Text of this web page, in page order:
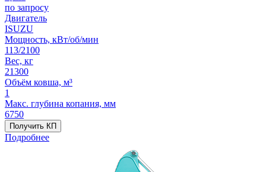
по запросу
Двигатель
ISUZU
Мощность, кВт/об/мин
113/2100
Вес, кг
21300
Объём ковша, м³
1
Макс. глубина копания, мм
6750
Получить КП
Подробнее